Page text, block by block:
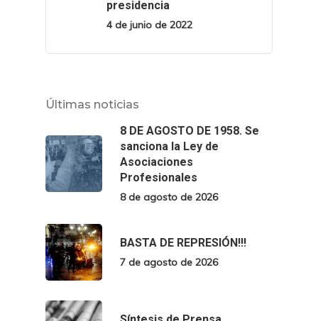
presidencia
4 de junio de 2022
Últimas noticias
8 DE AGOSTO DE 1958. Se
sanciona la Ley de
Asociaciones
Profesionales
8 de agosto de 2026
BASTA DE REPRESIÓN!!!
7 de agosto de 2026